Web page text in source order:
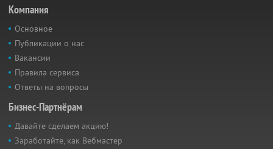
Компания
Основное
Публикации о нас
Вакансии
Правила сервиса
Ответы на вопросы
Бизнес-Партнёрам
Давайте сделаем акцию!
Заработайте, как Вебмастер